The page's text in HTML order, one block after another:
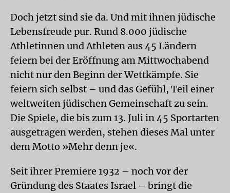
Doch jetzt sind sie da. Und mit ihnen jüdische
Lebensfreude pur. Rund 8.000 jüdische
Athletinnen und Athleten aus 45 Ländern
feiern bei der Eröffnung am Mittwochabend
nicht nur den Beginn der Wettkämpfe. Sie
feiern sich selbst – und das Gefühl, Teil einer
weltweiten jüdischen Gemeinschaft zu sein.
Die Spiele, die bis zum 13. Juli in 45 Sportarten
ausgetragen werden, stehen dieses Mal unter
dem Motto »Mehr denn je«.
Seit ihrer Premiere 1932 – noch vor der
Gründung des Staates Israel – bringt die